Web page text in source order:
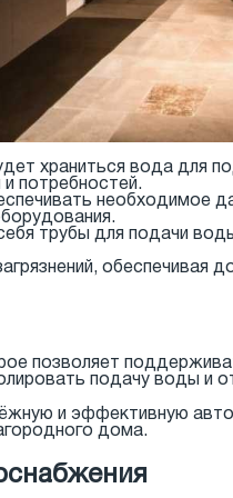
храниться вода для
потребностей.
необходимое
трубы для подачи
обеспечивая
позволяет
подачу воды и
и эффективную
дома.